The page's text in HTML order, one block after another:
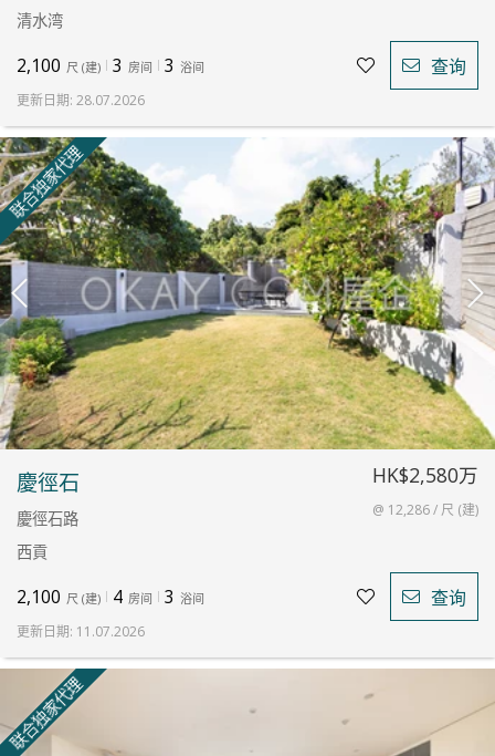
清水湾
2,100 尺 (建) 3 房间 3 浴间 查询
更新日期: 28.07.2026
慶徑石
慶徑石路
西貢
HK$2,580万
@ 12,286 / 尺 (建)
2,100 尺 (建) 4 房间 3 浴间 查询
更新日期: 11.07.2026
联合独家代理
联合独家代理